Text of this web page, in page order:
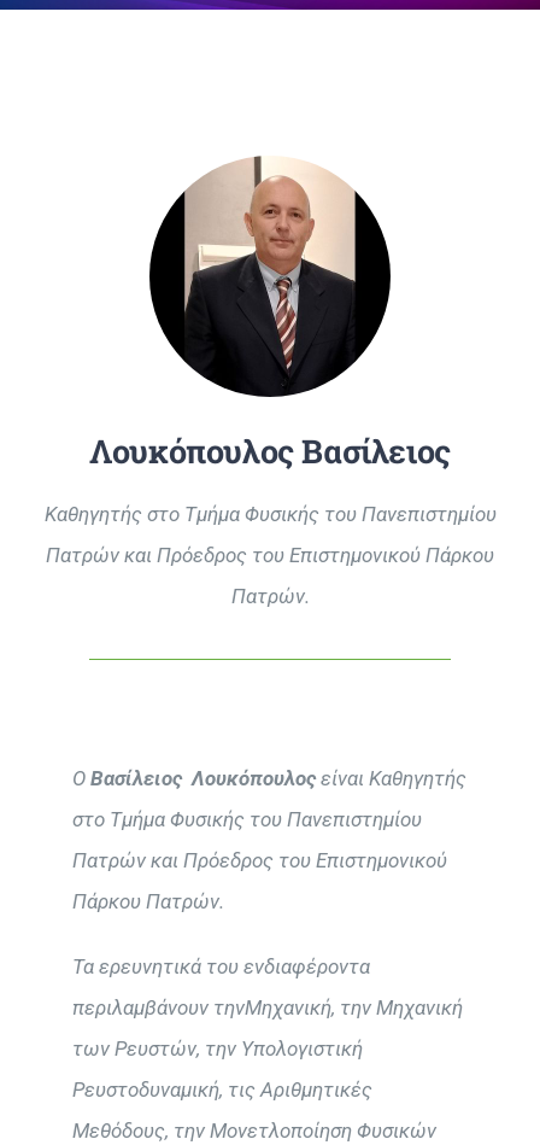
Λουκόπουλος Βασίλειος
Καθηγητής στο Τμήμα Φυσικής του Πανεπιστημίου
Πατρών και Πρόεδρος του Επιστημονικού Πάρκου
Πατρών.
Ο Βασίλειος Λουκόπουλοςείναι Καθηγητής
στο Τμήμα Φυσικής του Πανεπιστημίου
Πατρών και Πρόεδρος του Επιστημονικού
Πάρκου Πατρών.
Τα ερευνητικά του ενδιαφέροντα
περιλαμβάνουν τηνΜηχανική, την Μηχανική
των Ρευστών, την Υπολογιστική
Ρευστοδυναμική, τις Αριθμητικές
Μεθόδους, την Μονετλοποίηση Φυσικών